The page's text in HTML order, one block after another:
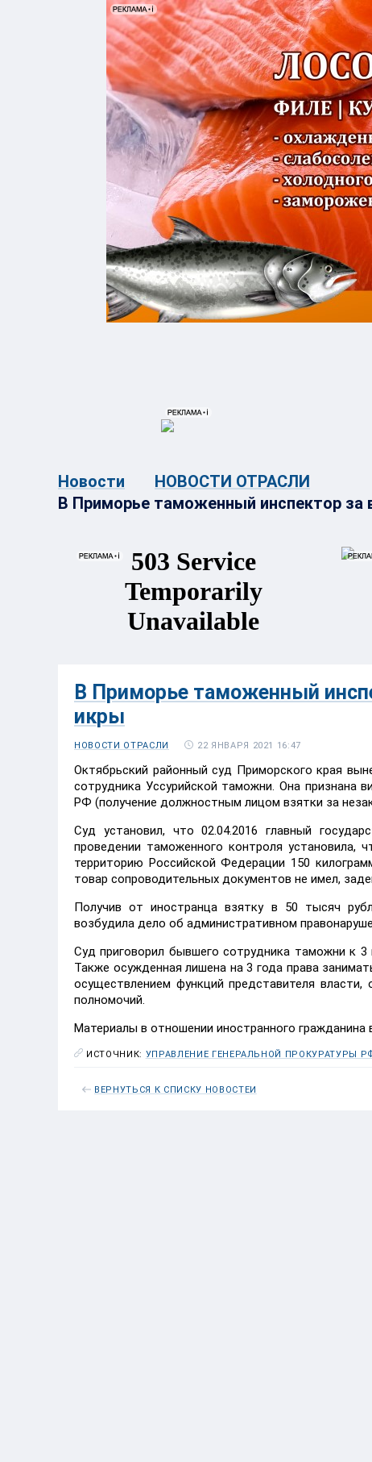
Новости
НОВОСТИ ОТРАСЛИ
В Приморье таможенный инспектор за
В Приморье таможенный
икры
НОВОСТИ ОТРАСЛИ 22 ЯНВАРЯ 2021 16:47
Октябрьский районный суд Приморского края
сотрудника Уссурийской таможни. Она признана
РФ (получение должностным лицом взятки за
Суд установил, что 02.04.2016 главный
проведении таможенного контроля установила,
территорию Российской Федерации 150
товар сопроводительных документов не имел,
Получив от иностранца взятку в 50 тысяч
возбудила дело об административном
Cуд приговорил бывшего сотрудника таможни к
Также осужденная лишена на 3 года права
осуществлением функций представителя власти,
полномочий.
Материалы в отношении иностранного
ИСТОЧНИК: УПРАВЛЕНИЕ ГЕНЕРАЛЬНОЙ ПРОКУРАТУРЫ
ВЕРНУТЬСЯ К СПИСКУ НОВОСТЕЙ